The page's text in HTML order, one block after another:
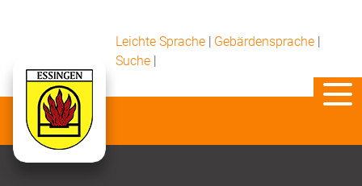
Leichte Sprache | Gebärdensprache |
Suche |